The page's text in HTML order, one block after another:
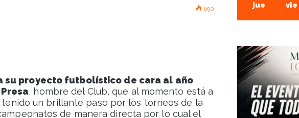
690
su proyecto futbolístico de cara al año
, hombre del Club, que al momento está a
un brillante paso por los torneos de la
de manera directa por lo cual el
jue vie